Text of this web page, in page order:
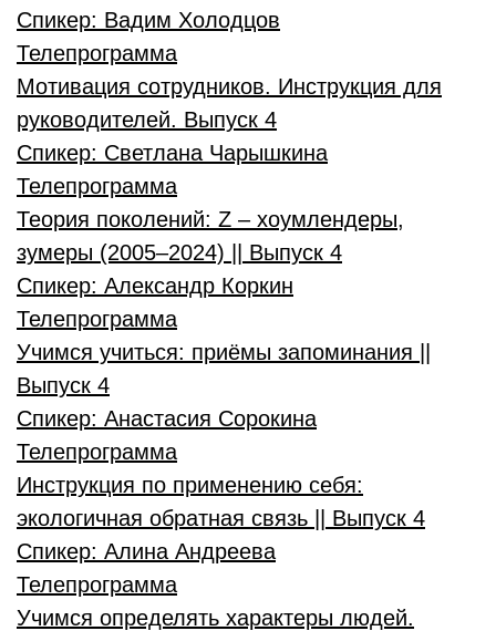
Спикер: Вадим Холодцов
Телепрограмма
Мотивация сотрудников. Инструкция для
руководителей. Выпуск 4
Спикер: Светлана Чарышкина
Телепрограмма
Теория поколений: Z – хоумлендеры,
зумеры (2005–2024) || Выпуск 4
Спикер: Александр Коркин
Телепрограмма
Учимся учиться: приёмы запоминания ||
Выпуск 4
Спикер: Анастасия Сорокина
Телепрограмма
Инструкция по применению себя:
экологичная обратная связь || Выпуск 4
Спикер: Алина Андреева
Телепрограмма
Учимся определять характеры людей.